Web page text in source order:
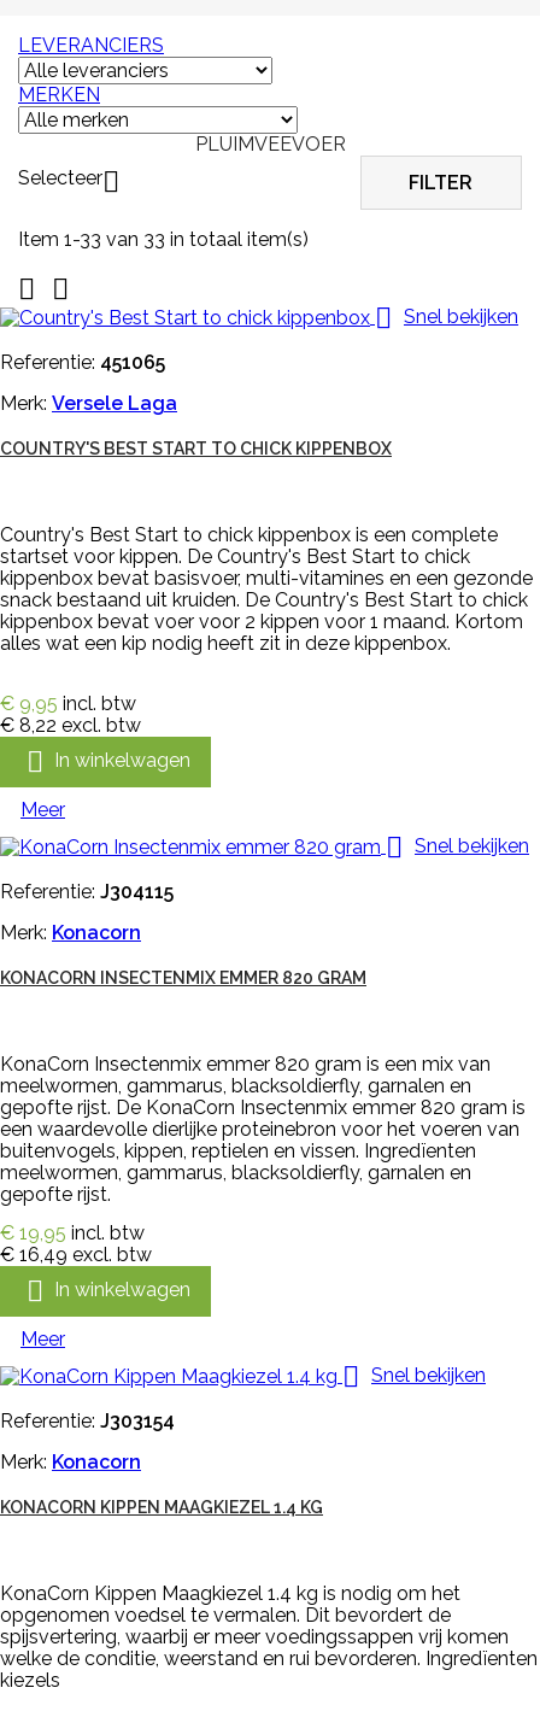
LEVERANCIERS
MERKEN
PLUIMVEEVOER
Selecteer FILTER
Item 1-33 van 33 in totaal item(s)


 Snel bekijken
Referentie: 451065
Merk: Versele Laga
COUNTRY'S BEST START TO CHICK KIPPENBOX
Country's Best Start to chick kippenbox is een complete
startset voor kippen. De Country's Best Start to chick
kippenbox bevat basisvoer, multi-vitamines en een gezonde
snack bestaand uit kruiden. De Country's Best Start to chick
kippenbox bevat voer voor 2 kippen voor 1 maand. Kortom
alles wat een kip nodig heeft zit in deze kippenbox.
€ 9,95 incl. btw
€ 8,22 excl. btw
 In winkelwagen
Meer
 Snel bekijken
Referentie: J304115
Merk: Konacorn
KONACORN INSECTENMIX EMMER 820 GRAM
KonaCorn Insectenmix emmer 820 gram is een mix van
meelwormen, gammarus, blacksoldierfly, garnalen en
gepofte rijst. De KonaCorn Insectenmix emmer 820 gram is
een waardevolle dierlijke proteinebron voor het voeren van
buitenvogels, kippen, reptielen en vissen. Ingredïenten
meelwormen, gammarus, blacksoldierfly, garnalen en
gepofte rijst.
€ 19,95 incl. btw
€ 16,49 excl. btw
 In winkelwagen
Meer
 Snel bekijken
Referentie: J303154
Merk: Konacorn
KONACORN KIPPEN MAAGKIEZEL 1.4 KG
KonaCorn Kippen Maagkiezel 1.4 kg is nodig om het
opgenomen voedsel te vermalen. Dit bevordert de
spijsvertering, waarbij er meer voedingssappen vrij komen
welke de conditie, weerstand en rui bevorderen. Ingredïenten
kiezels